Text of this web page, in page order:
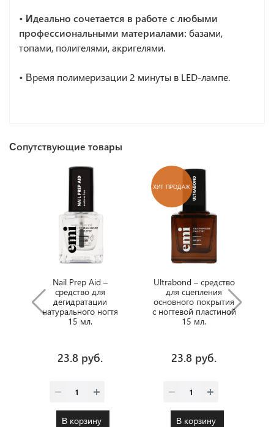
• Идеально сочетается в работе с любыми
профессиональными материалами: базами,
топами, полигелями, акригелями.
• Время полимеризации 2 минуты в LED-лампе.
Сопутствующие товары
Nail Prep Aid –
средство для
дегидратации
натурального ногтя
15 мл.
23.8 руб.
В корзину
ХИТ ПРОДАЖ
Ultrabond – cредство
для сцепления
основного покрытия
с ногтевой пластиной
15 мл.
23.8 руб.
В корзину